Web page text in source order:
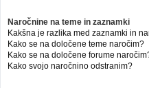
Naročnine na teme in zaznamki
Kakšna je razlika med zaznamki in
Kako se na določene teme naročim?
Kako se na določene forume
Kako svojo naročnino odstranim?